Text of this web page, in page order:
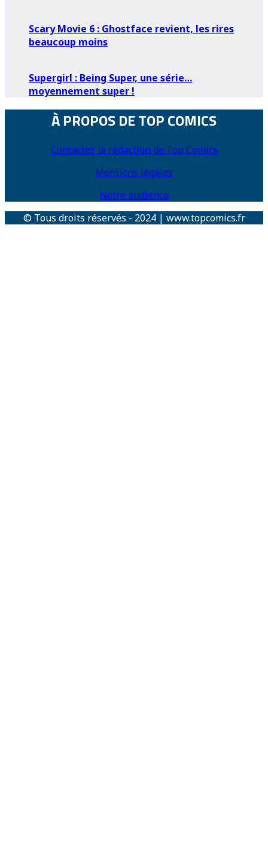
Scary Movie 6 : Ghostface revient, les rires
beaucoup moins
Supergirl : Being Super, une série…
moyennement super !
À PROPOS DE TOP COMICS
Contactez la rédaction de Top Comics
Mentions légales
Notre audience
© Tous droits réservés - 2024 | www.topcomics.fr